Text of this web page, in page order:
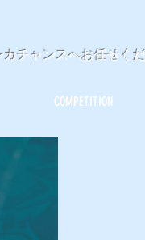
チャンスへお任せく
COMPETITION